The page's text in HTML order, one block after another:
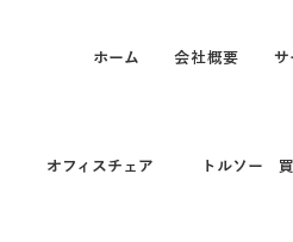
ホーム 会社概要 サ
オフィスチェア トルソー